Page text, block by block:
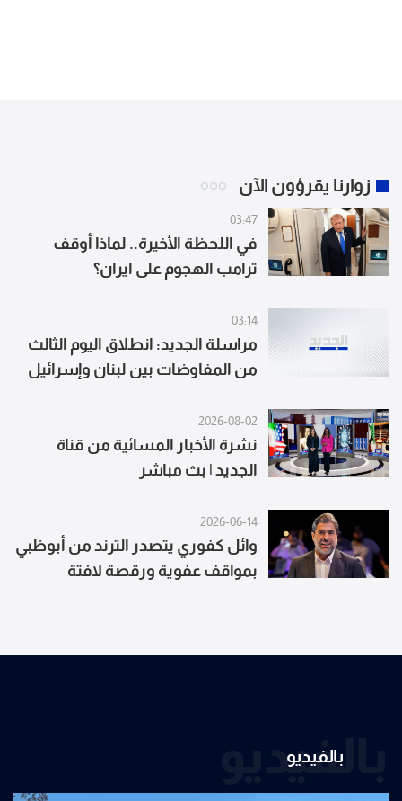
زوارنا يقرؤون الآن
03:47
في اللحظة الأخيرة.. لماذا أوقف
ترامب الهجوم على ايران؟
03:14
مراسلة الجديد: انطلاق اليوم الثالث
من المفاوضات بين لبنان وإسرائيل
2026-08-02
نشرة الأخبار المسائية من قناة
الجديد | بث مباشر
2026-06-14
وائل كفوري يتصدر الترند من أبوظبي
بمواقف عفوية ورقصة لافتة
بالفيديو
بالفيديو